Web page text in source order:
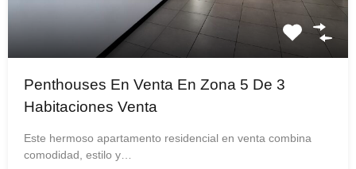
Penthouses En Venta En Zona 5 De 3
Habitaciones Venta
Este hermoso apartamento residencial en venta combina
comodidad, estilo y…